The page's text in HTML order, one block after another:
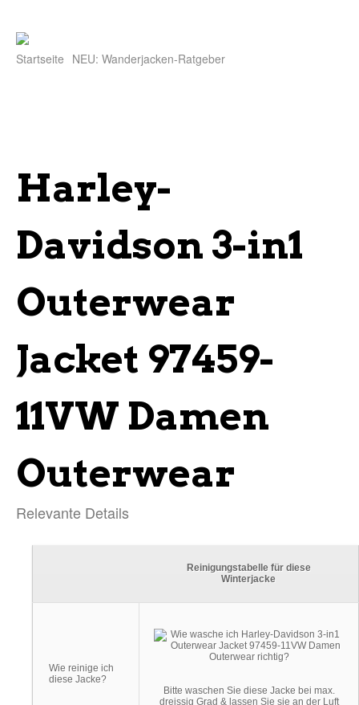
Startseite NEU: Wanderjacken-Ratgeber
Harley-
Davidson 3-in1
Outerwear
Jacket 97459-
11VW Damen
Outerwear
Relevante Details
Reinigungstabelle für diese
Winterjacke
Wie reinige ich
diese Jacke?
Bitte waschen Sie diese Jacke bei max.
dreissig Grad & lassen Sie sie an der Luft